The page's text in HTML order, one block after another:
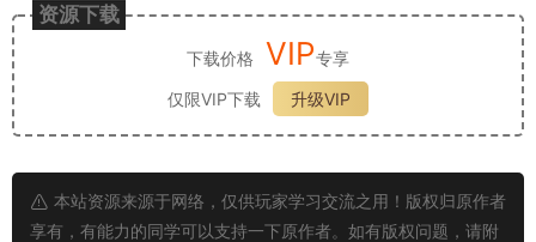
资源下载
下载价格 VIP专享
仅限VIP下载
升级VIP
本站资源来源于网络，仅供玩家学习交流之用！版权归原作者
享有，有能力的同学可以支持一下原作者。如有版权问题，请附